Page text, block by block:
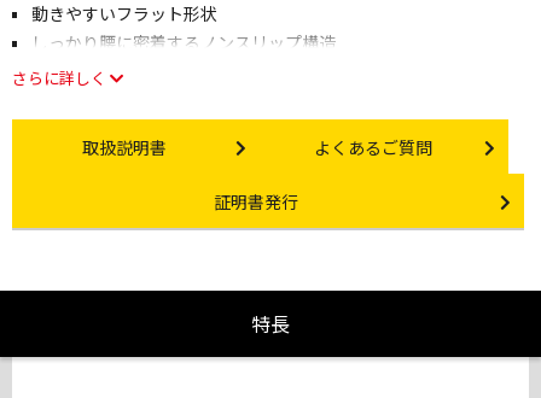
動きやすいフラット形状
しっかり腰に密着するノンスリップ構造
さらに詳しく
Instruction manual
取扱説明書 Other link
よくあるご質問
Certificate Issuance
証明書発行
特長